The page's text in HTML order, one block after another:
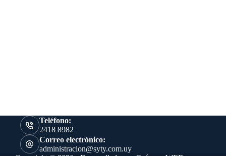
Teléfono:
2418 8982
Correo electrónico:
administracion@syty.com.uy